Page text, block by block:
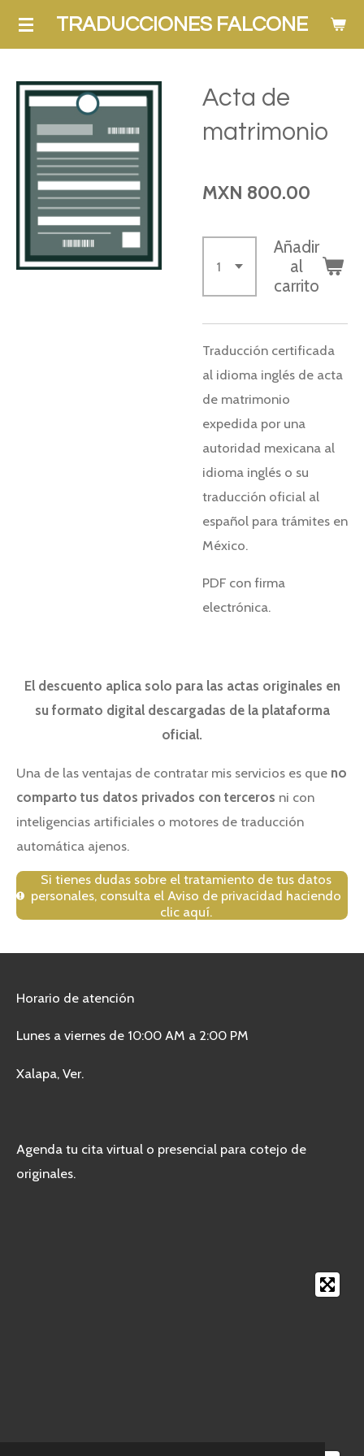
principal
TRADUCCIONES FALCONE
Acta de
matrimonio
MXN 800.00
Añadir
al
carrito
Traducción certificada
al idioma inglés de acta
de matrimonio
expedida por una
autoridad mexicana al
idioma inglés o su
traducción oficial al
español para trámites en
México.
PDF con firma
electrónica.
El descuento aplica solo para las actas originales en
su formato digital descargadas de la plataforma
oficial.
Una de las ventajas de contratar mis servicios es que no
comparto tus datos privados con terceros ni con
inteligencias artificiales o motores de traducción
automática ajenos.
Si tienes dudas sobre el tratamiento de tus datos
personales, consulta el Aviso de privacidad haciendo
clic aquí.
Horario de atención
Lunes a viernes de 10:00 AM a 2:00 PM
Xalapa, Ver.
Agenda tu cita virtual o presencial para cotejo de
originales.